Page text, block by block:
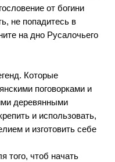
от богини
не попадитесь в
на дно Русалочьего
Которые
поговорками и
деревянными
и использовать,
и изготовить себе
того, чтоб начать